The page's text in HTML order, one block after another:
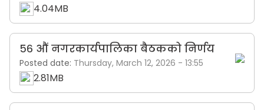
4.04MB
५६ औं नगरकार्यपालिका बैठकको निर्णय
Posted date: Thursday, March 12, 2026 - 13:55
2.81MB